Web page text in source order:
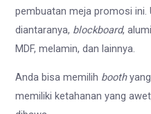
pembuatan meja promosi ini.
diantaranya, blockboard,
MDF, melamin, dan lainnya.
Anda bisa memilih booth
memiliki ketahanan yang